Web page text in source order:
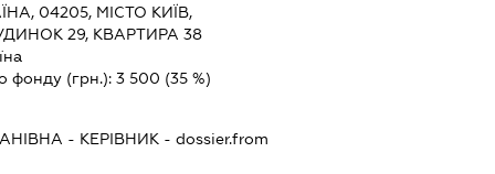
04205, МІСТО КИЇВ,
29, КВАРТИРА 38
фонду (грн.):3 500 (35 %)
- КЕРІВНИК - dossier.from